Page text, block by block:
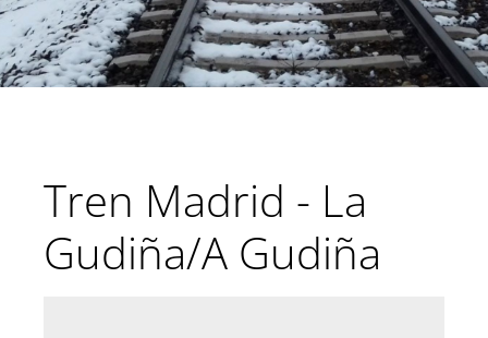
Tren Madrid - La
Gudiña/A Gudiña